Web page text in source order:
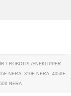
/ ROBOTPLÆNEKLIPPER
NERA, 310E NERA, 405XE
NERA